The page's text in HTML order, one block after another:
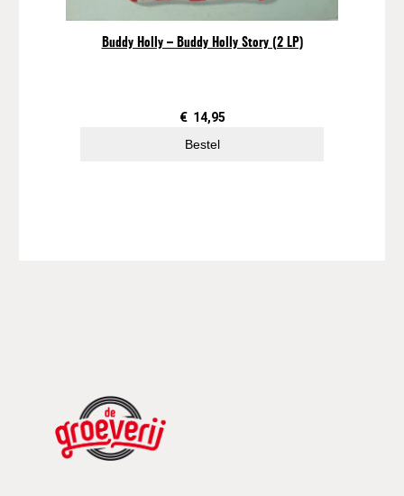
Buddy Holly – Buddy Holly Story (2 LP)
€ 14,95
Bestel